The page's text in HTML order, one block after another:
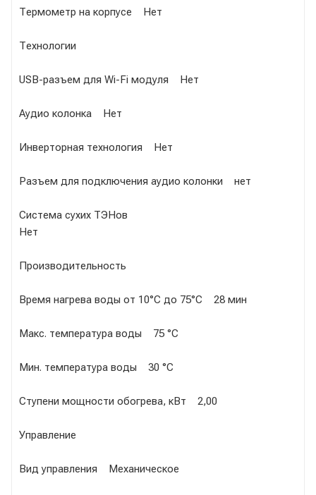
Термометр на корпусе Нет
Технологии
USB-разъем для Wi-Fi модуля Нет
Аудио колонка Нет
Инверторная технология Нет
Разъем для подключения аудио колонки нет
Система сухих ТЭНов
Нет
Производительность
Время нагрева воды от 10°С до 75°С 28 мин
Макс. температура воды 75 °С
Мин. температура воды 30 °С
Ступени мощности обогрева, кВт 2,00
Управление
Вид управления Механическое